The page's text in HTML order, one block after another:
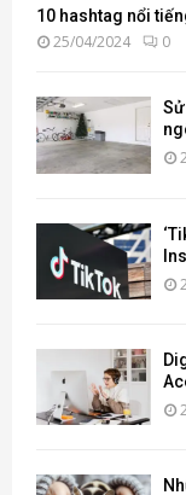
10 hashtag nổi
25/04/2024 0